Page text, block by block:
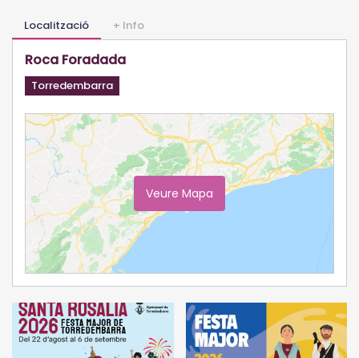
Localització + Info
Roca Foradada
Torredembarra
Veure Mapa